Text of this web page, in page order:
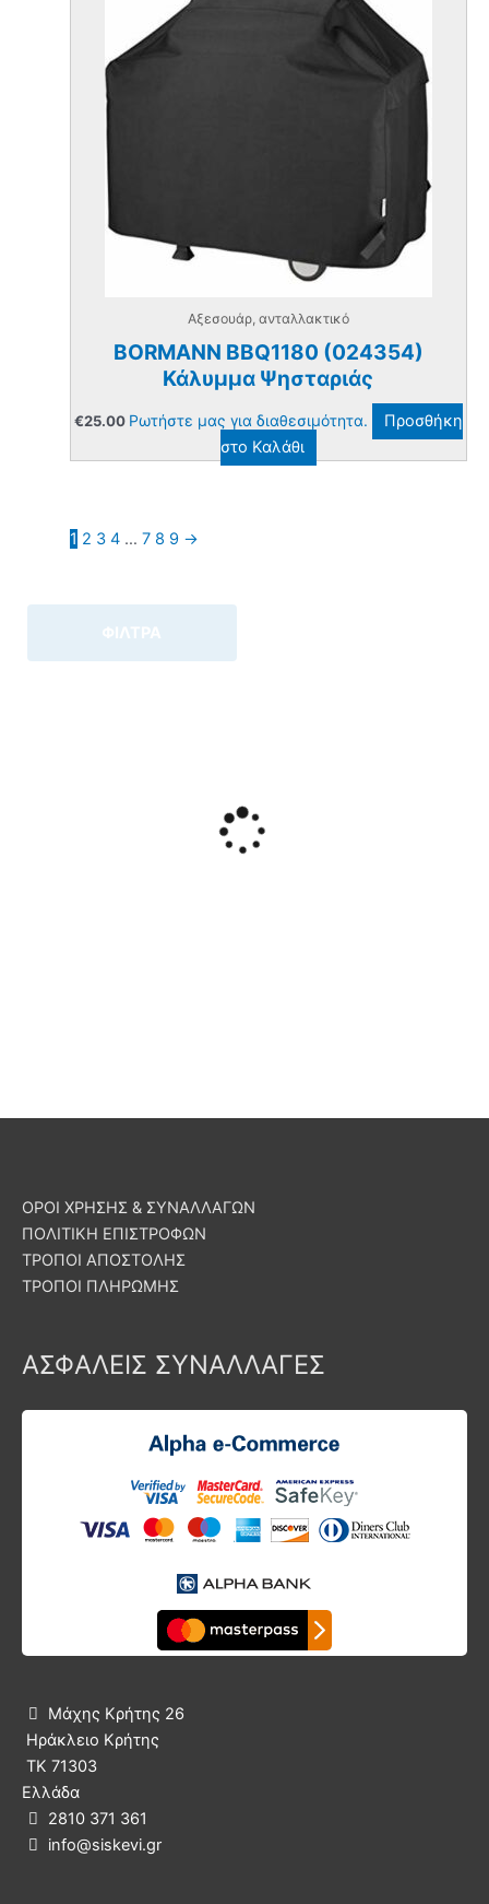
ΦΙΛΤΡΑ
Αξεσουάρ, ανταλλακτικό
BORMANN BBQ1180 (024354)
Κάλυμμα Ψησταριάς
€25.00 Ρωτήστε μας για διαθεσιμότητα.
Προσθήκη
στο Καλάθι
1 2 3 4 … 7 8 9 →
ΟΡΟΙ ΧΡΗΣΗΣ & ΣΥΝΑΛΛΑΓΩΝ
ΠΟΛΙΤΙΚΗ ΕΠΙΣΤΡΟΦΩΝ
ΤΡΟΠΟΙ ΑΠΟΣΤΟΛΗΣ
ΤΡΟΠΟΙ ΠΛΗΡΩΜΗΣ
ΑΣΦΑΛΕΙΣ ΣΥΝΑΛΛΑΓΕΣ

Μάχης Κρήτης 26
Ηράκλειο Κρήτης
ΤΚ 71303
Ελλάδα
 2810 371 361
 info@siskevi.gr